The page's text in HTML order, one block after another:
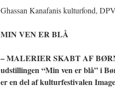
Ghassan Kanafanis kulturfond, DPV
MIN VEN ER BLÅ
– MALERIER SKABT AF
udstillingen “Min ven er blå” i
er en del af kulturfestivalen